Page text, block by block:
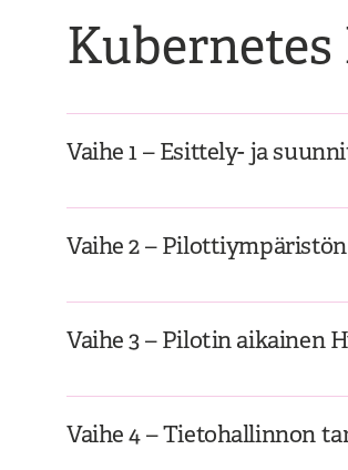
Vaihe 1 – Esittely- ja
Vaihe 2 –
Vaihe 3 – Pilotin aikainen
Vaihe 4 – Tietohallinnon